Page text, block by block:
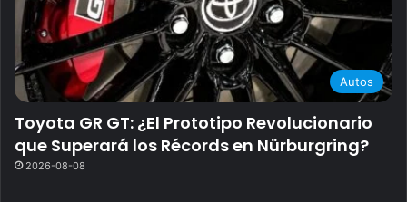
Autos
Toyota GR GT: ¿El Prototipo Revolucionario
que Superará los Récords en Nürburgring?
2026-08-08